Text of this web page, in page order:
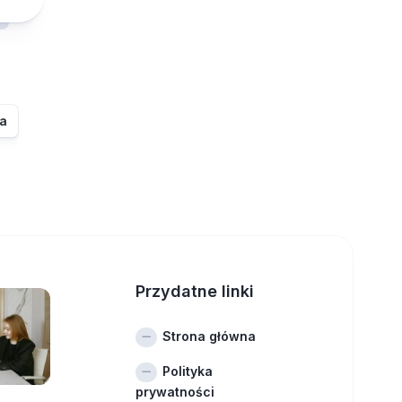
Przydatne linki
Strona główna
Polityka
prywatności